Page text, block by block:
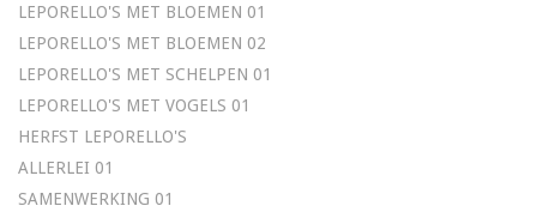
LEPORELLO'S MET BLOEMEN 01
LEPORELLO'S MET BLOEMEN 02
LEPORELLO'S MET SCHELPEN 01
LEPORELLO'S MET VOGELS 01
HERFST LEPORELLO'S
ALLERLEI 01
SAMENWERKING 01